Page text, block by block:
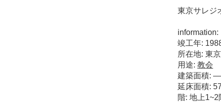
東京サレジ
information:
竣工年:
所在地: 東
用途: 教会
建築面積: —
延床面積:
階: 地上1~2